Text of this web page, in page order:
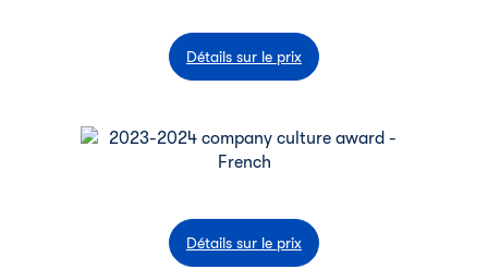
Détails sur le prix
Détails sur le prix